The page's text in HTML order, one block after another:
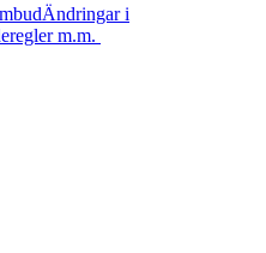
Ändringar i
m.m.